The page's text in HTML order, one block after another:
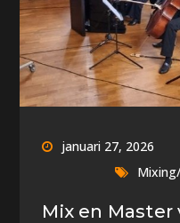
januari 27, 2026
Mix en Master